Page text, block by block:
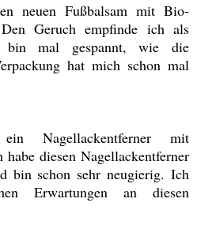
neuen Fußbalsam mit Bio-
Geruch empfinde ich als
mal gespannt, wie die
hat mich schon mal
Nagellackentferner mit
diesen Nagellackentferner
bin schon sehr neugierig. Ich
Erwartungen an diesen